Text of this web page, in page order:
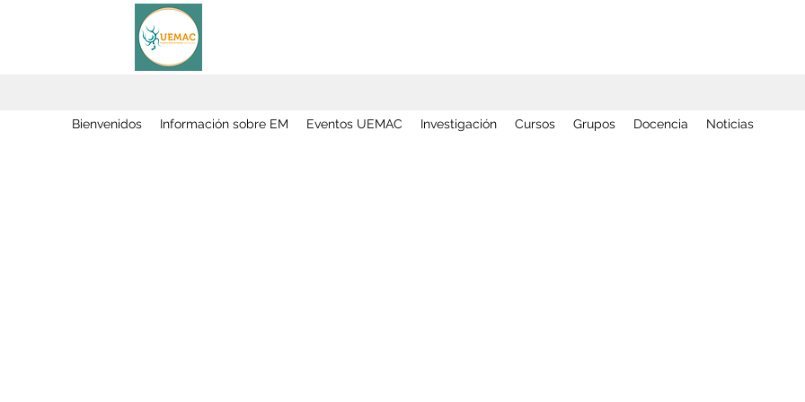
Bienvenidos Información sobre EM Eventos UEMAC Investigación Cursos Grupos Docencia Noticias